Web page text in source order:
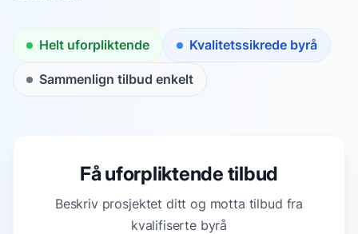
Helt uforpliktende Kvalitetssikrede byrå
Sammenlign tilbud enkelt
Få uforpliktende tilbud
Beskriv prosjektet ditt og motta tilbud fra
kvalifiserte byrå